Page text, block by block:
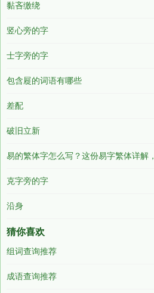
黏吝缴绕
竖心旁的字
士字旁的字
包含屣的词语有哪些
差配
破旧立新
克字旁的字
沿身
猜你喜欢
组词查询推荐
成语查询推荐